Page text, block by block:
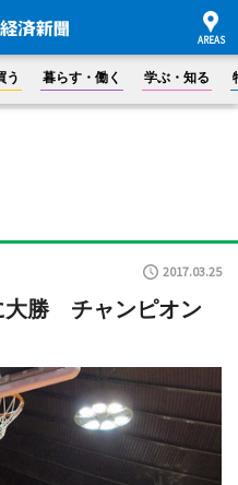
う 暮らす・働く 学ぶ・知る
2017.03.25
大勝 チャンピオン